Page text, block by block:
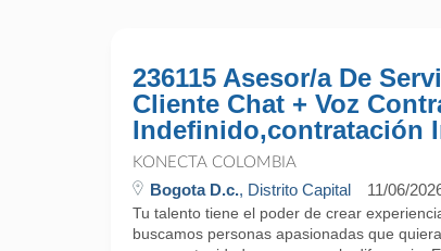
236115 Asesor/a De
Cliente Chat + Voz
Indefinido,contratación
KONECTA COLOMBIA
Bogota D.c., Distrito Capital 11/06/
Tu talento tiene el poder de crear
buscamos personas apasionadas que